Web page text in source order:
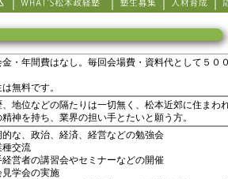
・年間費はなし。毎回会場費・資料代として５０
無料です。
地位などの隔たりは一切無く、松本近郊に住まわ
神を持ち、業界の担い手とたいと願う方。
的な、政治、経済、経営などの勉強会
種交流
経営者の講習会やセミナーなどの開催
見学会の実施